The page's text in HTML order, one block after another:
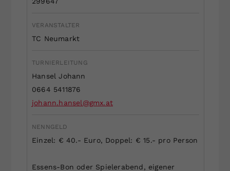
VERANSTALTER
TC Neumarkt
TURNIERLEITUNG
Hansel Johann
0664 5411876
johann.hansel@gmx.at
NENNGELD
Einzel: € 40.- Euro, Doppel: € 15.- pro Person
Essens-Bon oder Spielerabend, eigener
Einstellungen. Unter anderem eine
zufällig generierte ID, für die
hat.